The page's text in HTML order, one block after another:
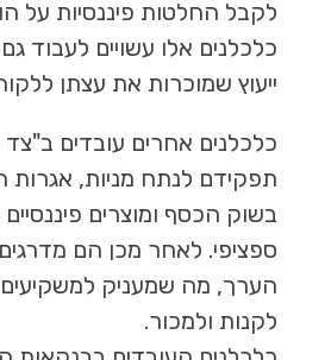
לקבל החלטות פיננסיות על
כלכלנים אלו עשויים לעבוד
ייעוץ שמוכרות את עצתן
כלכלנים אחרים עובדים
תפקידם לנתח מניות, אגרות
בשוק הכסף ומוצרים
ספציפי. לאחר מכן הם
הערך, מה שמעניק
לקנות ולמכור.